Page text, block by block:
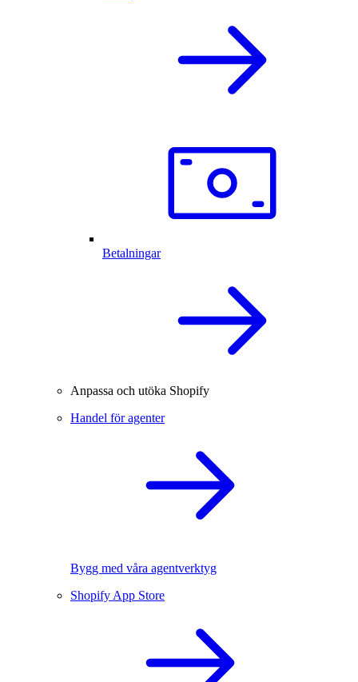
Betalningar
Anpassa och utöka Shopify
Handel för agenter
Bygg med våra agentverktyg
Shopify App Store